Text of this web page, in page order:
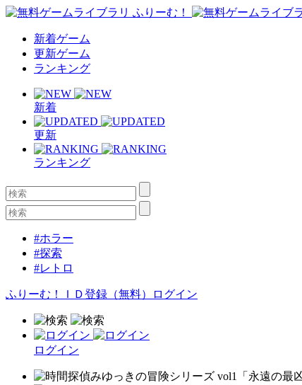
新着ゲーム
更新ゲーム
ランキング
新着
更新
ランキング
#ホラー
#探索
#レトロ
ふりーむ！ＩＤ登録（無料） ログイン
ログイン